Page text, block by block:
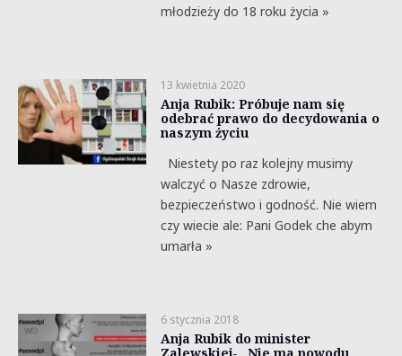
młodzieży do 18 roku życia »
13 kwietnia 2020
Anja Rubik: Próbuje nam się
odebrać prawo do decydowania o
naszym życiu
Niestety po raz kolejny musimy
walczyć o Nasze zdrowie,
bezpieczeństwo i godność. Nie wiem
czy wiecie ale: Pani Godek che abym
umarła »
6 stycznia 2018
Anja Rubik do minister